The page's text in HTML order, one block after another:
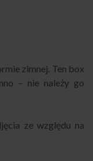
zimnej. Ten box
– nie należy go
ze względu na